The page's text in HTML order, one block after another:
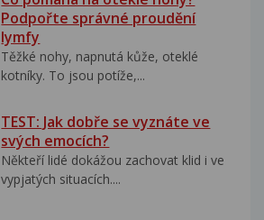
Podpořte správné proudění
lymfy
Těžké nohy, napnutá kůže, oteklé
kotníky. To jsou potíže,...
TEST: Jak dobře se vyznáte ve
svých emocích?
Někteří lidé dokážou zachovat klid i ve
vypjatých situacích....